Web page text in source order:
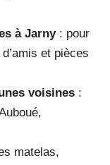
à Jarny: pour
et pièces
voisines :
matelas,